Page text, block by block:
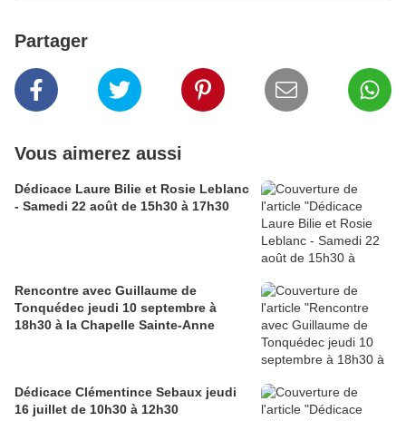
Partager
Vous aimerez aussi
Dédicace Laure Bilie et Rosie Leblanc
- Samedi 22 août de 15h30 à 17h30
Rencontre avec Guillaume de
Tonquédec jeudi 10 septembre à
18h30 à la Chapelle Sainte-Anne
Dédicace Clémentince Sebaux jeudi
16 juillet de 10h30 à 12h30